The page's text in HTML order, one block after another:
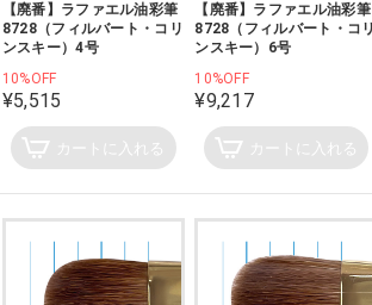
【廃番】ラファエル油彩筆
8728（フィルバート・コリ
ンスキー）4号
10%OFF
¥5,515
カートに入れる
【廃番】ラファエル油彩筆
8728（フィルバート・コリ
ンスキー）6号
10%OFF
¥9,217
カートに入れる